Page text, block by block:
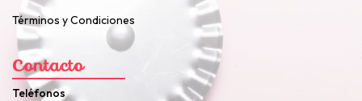
Términos y Condiciones
Contacto
Teléfonos